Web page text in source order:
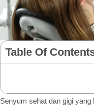
Table Of
Senyum sehat dan gigi